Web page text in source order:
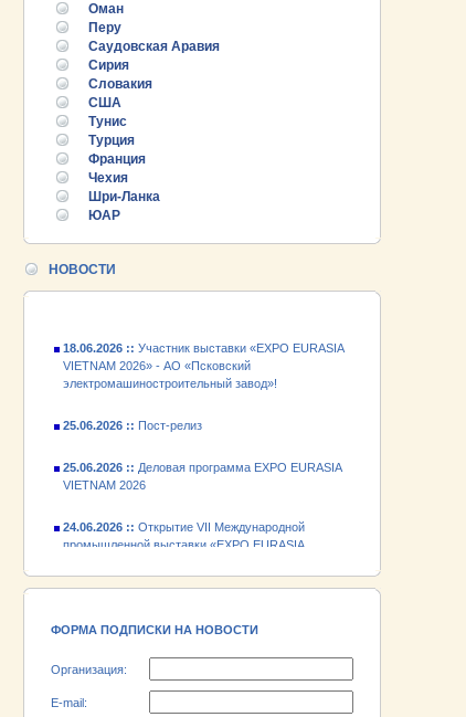
Оман
Перу
Саудовская Аравия
Сирия
Словакия
США
Тунис
Турция
Франция
Чехия
Шри-Ланка
ЮАР
НОВОСТИ
25.06.2026 ::
25.06.2026 ::
VIETNAM 2026
VIETNAM 2026»
электромашиностроительный завод»!
25.06.2026 ::Пост-релиз
25.06.2026 :: Деловая программа EXPO EURASIA
24.06.2026 ::Открытие VII Международной
VIETNAM 2026»
VIETNAM 2026» - АО «Псковский
ФОРМА ПОДПИСКИ НА НОВОСТИ
Организация:
E-mail: